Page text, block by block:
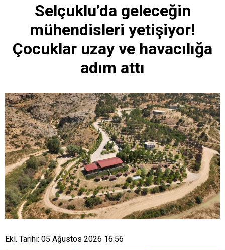
Selçuklu’da geleceğin
mühendisleri yetişiyor!
Çocuklar uzay ve havacılığa
adım attı
Ekl. Tarihi: 05 Ağustos 2026 16:56